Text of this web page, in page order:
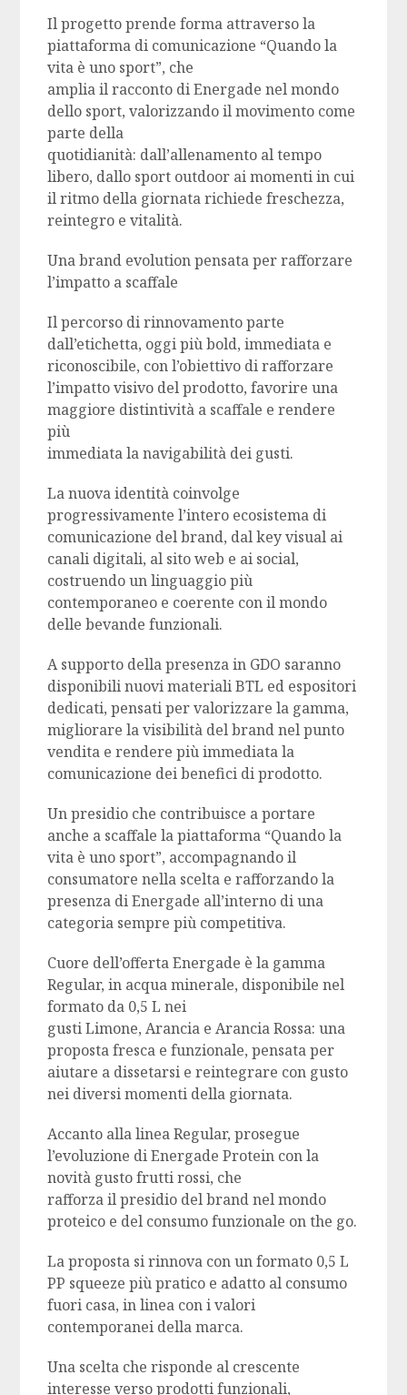
Il progetto prende forma attraverso la
piattaforma di comunicazione “Quando la
vita è uno sport”, che
amplia il racconto di Energade nel mondo
dello sport, valorizzando il movimento come
parte della
quotidianità: dall’allenamento al tempo
libero, dallo sport outdoor ai momenti in cui
il ritmo della giornata richiede freschezza,
reintegro e vitalità.
Una brand evolution pensata per rafforzare
l’impatto a scaffale
Il percorso di rinnovamento parte
dall’etichetta, oggi più bold, immediata e
riconoscibile, con l’obiettivo di rafforzare
l’impatto visivo del prodotto, favorire una
maggiore distintività a scaffale e rendere
più
immediata la navigabilità dei gusti.
La nuova identità coinvolge
progressivamente l’intero ecosistema di
comunicazione del brand, dal key visual ai
canali digitali, al sito web e ai social,
costruendo un linguaggio più
contemporaneo e coerente con il mondo
delle bevande funzionali.
A supporto della presenza in GDO saranno
disponibili nuovi materiali BTL ed espositori
dedicati, pensati per valorizzare la gamma,
migliorare la visibilità del brand nel punto
vendita e rendere più immediata la
comunicazione dei benefici di prodotto.
Un presidio che contribuisce a portare
anche a scaffale la piattaforma “Quando la
vita è uno sport”, accompagnando il
consumatore nella scelta e rafforzando la
presenza di Energade all’interno di una
categoria sempre più competitiva.
Cuore dell’offerta Energade è la gamma
Regular, in acqua minerale, disponibile nel
formato da 0,5 L nei
gusti Limone, Arancia e Arancia Rossa: una
proposta fresca e funzionale, pensata per
aiutare a dissetarsi e reintegrare con gusto
nei diversi momenti della giornata.
Accanto alla linea Regular, prosegue
l’evoluzione di Energade Protein con la
novità gusto frutti rossi, che
rafforza il presidio del brand nel mondo
proteico e del consumo funzionale on the go.
La proposta si rinnova con un formato 0,5 L
PP squeeze più pratico e adatto al consumo
fuori casa, in linea con i valori
contemporanei della marca.
Una scelta che risponde al crescente
interesse verso prodotti funzionali,